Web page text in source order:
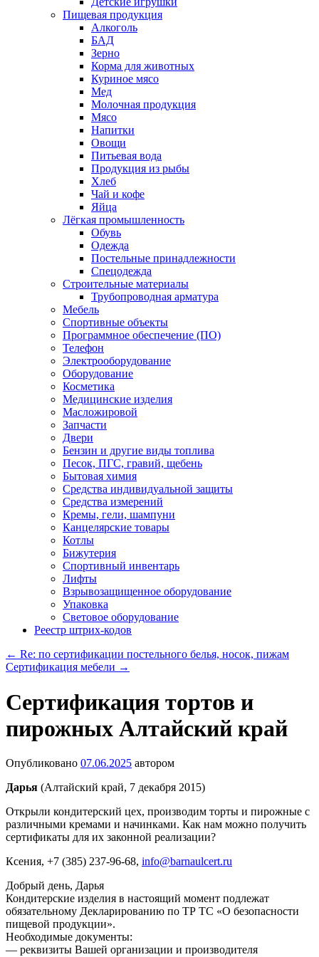
Пищевая продукция
Алкоголь
БАД
Зерно
Корма для животных
Куриное мясо
Мед
Молочная продукция
Мясо
Напитки
Овощи
Питьевая вода
Продукция из рыбы
Хлеб
Чай и кофе
Яйца
Лёгкая промышленность
Обувь
Одежда
Постельные принадлежности
Спецодежда
Строительные материалы
Трубопроводная арматура
Мебель
Спортивные объекты
Программное обеспечение (ПО)
Телефон
Электрооборудование
Оборудование
Косметика
Медицинские изделия
Масложировой
Запчасти
Двери
Бензин и другие виды топлива
Песок, ПГС, гравий, щебень
Бытовая химия
Средства индивидуальной защиты
Средства измерений
Кремы, гели, шампуни
Канцелярские товары
Котлы
Бижутерия
Спортивный инвентарь
Лифты
Взрывозащищенное оборудование
Упаковка
Световое оборудование
Реестр штрих-кодов
← Re: по сертификации постельного белья, носок, пижам
Сертификация мебели →
Сертификация тортов и
пирожных Алтайский край
Опубликовано 07.06.2025 автором
Дарья (Алтайский край, 7 декабря 2015)
Открыли кондитерский цех, производим торты и пирожные с
различными кремами и начинками. Как нам можно получить
сертификаты для их законной реализации?
Ксения, +7 (385) 237-96-68, info@barnaulcert.ru
Добрый день, Дарья
Кондитерские изделия в настоящий момент подлежат
обязательному Декларированию по ТР ТС «О безопасности
пищевой продукции».
Необходимые документы:
— реквизиты Вашей организации и производителя